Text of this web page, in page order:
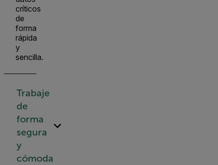
críticos
de
forma
rápida
y
sencilla.
Trabaje
de
forma
segura
y
cómoda